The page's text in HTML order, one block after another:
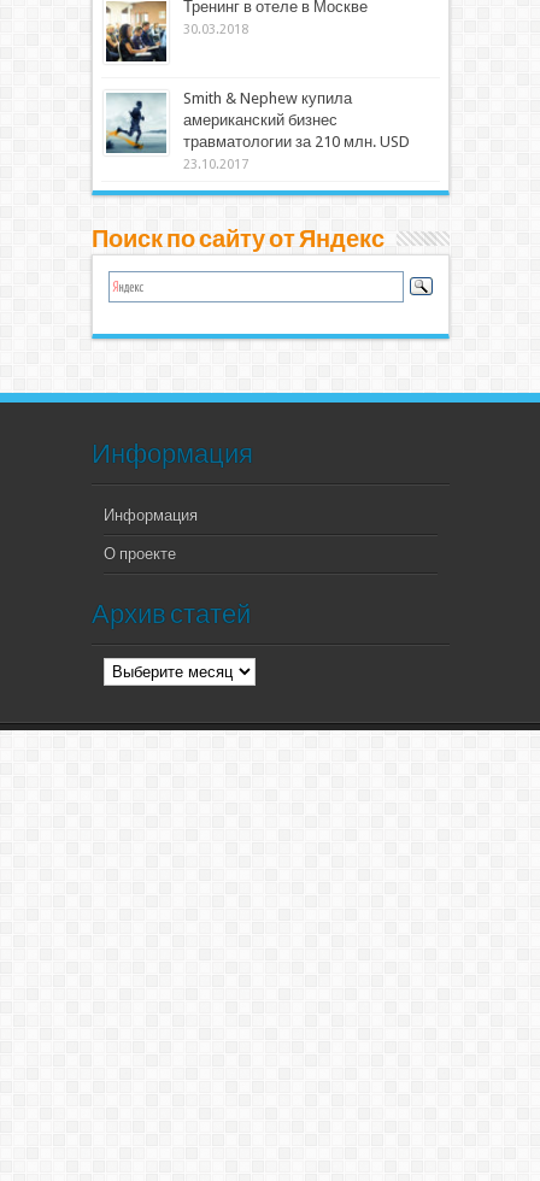
Тренинг в отеле в Москве
30.03.2018
Smith & Nephew купила
американский бизнес
травматологии за 210 млн. USD
23.10.2017
Поиск по сайту от Яндекс
Информация
Информация
О проекте
Архив статей
Архив
статей